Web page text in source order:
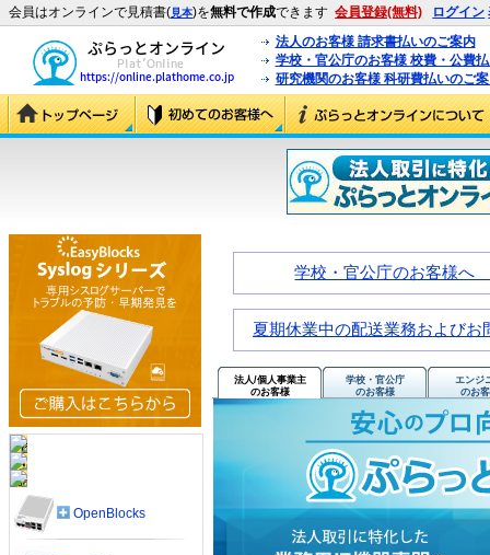
会員はオンラインで見積書(見本)を無料で作成できます 会員登録(無料) ログイン
法人のお客様 請求書払いのご案内
学校・官公庁のお客様 校費・公費
研究機関のお客様 科研費払いのご
学校・官公庁のお客様へ
夏期休業中の配送業務および
法人/個人事業主
のお客様
学校・官公庁
のお客様
エンジ
のお
OpenBlocks